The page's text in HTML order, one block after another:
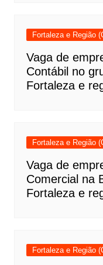
Fortaleza e Região
Vaga de
Contábil no
Fortaleza e
Fortaleza e Região
Vaga de
Comercial na
Fortaleza e
Fortaleza e Região